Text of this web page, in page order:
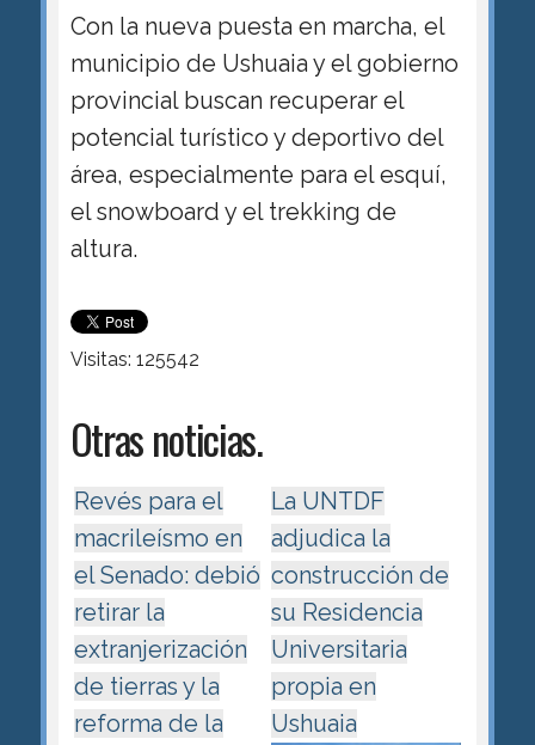
Con la nueva puesta en marcha, el
municipio de Ushuaia y el gobierno
provincial buscan recuperar el
potencial turístico y deportivo del
área, especialmente para el esquí,
el snowboard y el trekking de
altura.
Visitas: 125542
Otras noticias.
Revés para el
macrileísmo en
el Senado: debió
retirar la
extranjerización
de tierras y la
reforma de la
La UNTDF
adjudica la
construcción de
su Residencia
Universitaria
propia en
Ushuaia